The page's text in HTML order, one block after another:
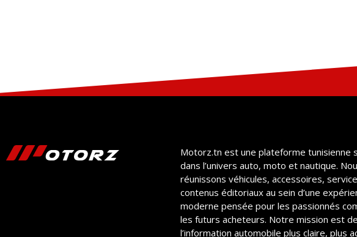
Motorz.tn est une plateforme tunisienne
dans l’univers auto, moto et nautique.
réunissons véhicules, accessoires,
contenus éditoriaux au sein d’une
moderne pensée pour les passionnés
les futurs acheteurs. Notre mission est
l’information automobile plus claire, plus